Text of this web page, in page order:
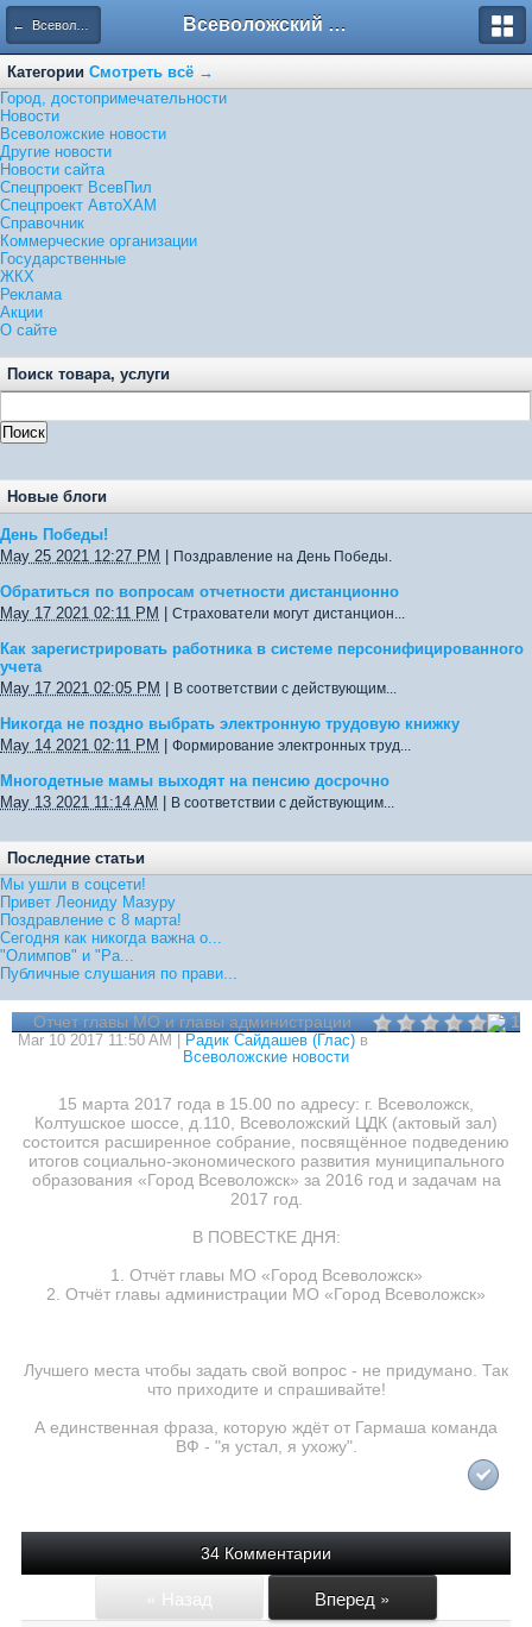
← Всеволожские новости Всеволожский форум
Категории Смотреть всё →
Город, достопримечательности
Новости
Всеволожские новости
Другие новости
Новости сайта
Спецпроект ВсевПил
Спецпроект АвтоХАМ
Справочник
Коммерческие организации
Государственные
ЖКХ
Реклама
Акции
О сайте
Поиск товара, услуги
Новые блоги
День Победы!
May 25 2021 12:27 PM
Поздравление на День Победы.
Обратиться по вопросам отчетности дистанционно
May 17 2021 02:11 PM
Страхователи могут дистанцион...
Как зарегистрировать работника в системе персонифицированного
учета
May 17 2021 02:05 PM
В соответствии с действующим...
Никогда не поздно выбрать электронную трудовую книжку
May 14 2021 02:11 PM
Формирование электронных труд...
Многодетные мамы выходят на пенсию досрочно
May 13 2021 11:14 AM
В соответствии с действующим...
Последние статьи
Мы ушли в соцсети!
Привет Леониду Мазуру
Поздравление с 8 марта!
Сегодня как никогда важна о...
"Олимпов" и "Ра...
Публичные слушания по прави...
1
Отчет главы МО и главы администрации
Mar 10 2017 11:50 AM | Радик Сайдашев (Глас)в
Всеволожские новости
15 марта 2017 года в 15.00 по адресу: г. Всеволожск,
Колтушское шоссе, д.110, Всеволожский ЦДК (актовый зал)
состоится расширенное собрание, посвящённое подведению
итогов социально­-экономического развития муниципального
образования «Город Всеволожск» за 2016 год и задачам на
2017 год.
В ПОВЕСТКЕ ДНЯ:
1. Отчёт главы МО «Город Всеволожск»
2. Отчёт главы администрации МО «Город Всеволожск»
Лучшего места чтобы задать свой вопрос - не придумано. Так
что приходите и спрашивайте!
А единственная фраза, которую ждёт от Гармаша команда
ВФ - "я устал, я ухожу".
34 Комментарии
« Назад Вперед »